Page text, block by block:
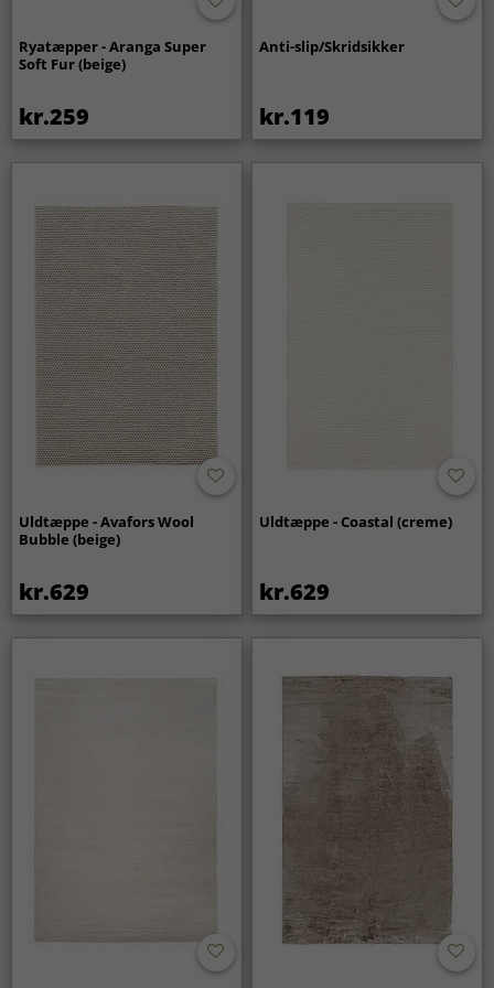
Ryatæpper - Aranga Super
Soft Fur (beige)
kr.259
Anti-slip/Skridsikker
kr.119
Uldtæppe - Avafors Wool
Bubble (beige)
kr.629
Uldtæppe - Coastal (creme)
kr.629